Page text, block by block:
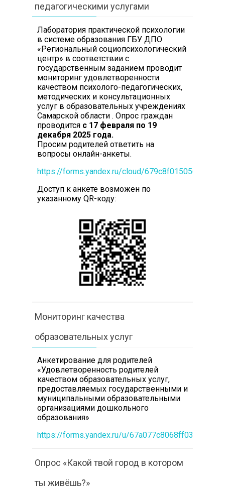
педагогическими услугами
Лаборатория практической психологии
в системе образования ГБУ ДПО
«Региональный социопсихологический
центр» в соответствии с
государственным заданием проводит
мониторинг удовлетворенности
качеством психолого-педагогических,
методических и консультационных
услуг в образовательных учреждениях
Самарской области . Опрос граждан
проводится с 17 февраля по 19
декабря 2025 года.
Просим родителей ответить на
вопросы онлайн-анкеты.
https://forms.yandex.ru/cloud/
Доступ к анкете возможен по
указанному QR-коду:
Мониторинг качества
образовательных услуг
Анкетирование для родителей
«Удовлетворенность родителей
качеством образовательных услуг,
предоставляемых государственными и
муниципальными образовательными
организациями дошкольного
образования»
https://forms.yandex.ru/u/
Опрос «Какой твой город в котором
ты живёшь?»